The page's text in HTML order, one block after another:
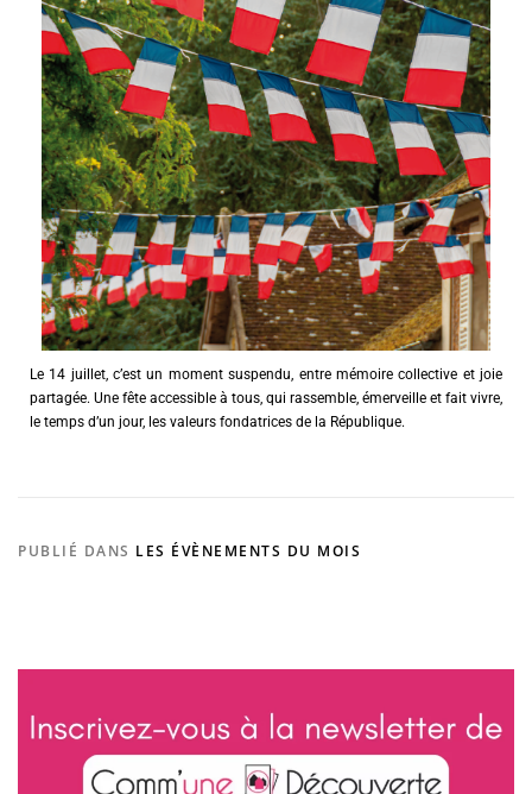
Le 14 juillet, c’est un moment suspendu, entre mémoire collective et joie
partagée. Une fête accessible à tous, qui rassemble, émerveille et fait vivre,
le temps d’un jour, les valeurs fondatrices de la République.
PUBLIÉ DANS LES ÉVÈNEMENTS DU MOIS